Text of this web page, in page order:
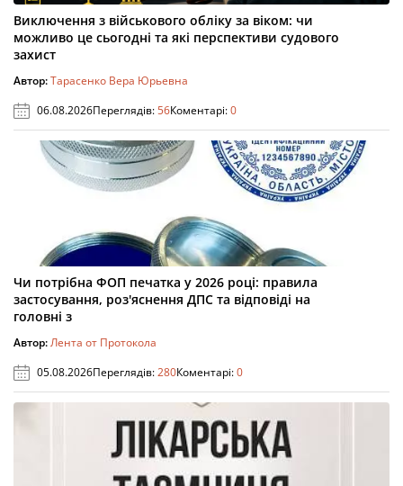
Виключення з військового обліку за віком: чи
можливо це сьогодні та які перспективи судового
захист
Автор:Тарасенко Вера Юрьевна
06.08.2026Переглядів:56Коментарі:0
Чи потрібна ФОП печатка у 2026 році: правила
застосування, роз'яснення ДПС та відповіді на
головні з
Автор:Лента от Протокола
05.08.2026Переглядів:280Коментарі:0